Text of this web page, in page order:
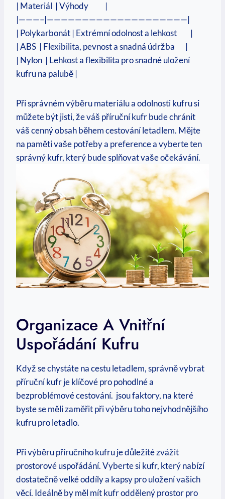
| ‌Materiál ​ | Výhody ⁢ ⁤ ‌ ⁢⁢ ⁣ ​ ⁤ ‌ ⁣ ⁤ |
|———–|————————————————————|
| ‍Polykarbonát​ | ‌Extrémní ⁢odolnost‍ a lehkost ‍ ⁤ ⁤ ‌ ‌ ‍ ‌ ‌ |
| ABS ⁣ | Flexibilita, pevnost‌ a snadná údržba ⁢ ⁢ ​ ‌ ⁢ ⁤ |
| Nylon ⁤ | Lehkost a ⁤flexibilita pro snadné uložení
kufru na palubě​ |
Při správném výběru materiálu a odolnosti kufru si
můžete ‍být jisti, že váš příruční kufr bude chránit‌
váš cenný obsah během cestování letadlem. Mějte‍
na paměti vaše potřeby a preference a vyberte ten
správný kufr, který bude ⁢splňovat vaše očekávání.
Organizace A Vnitřní
Uspořádání Kufru
Když se chystáte na cestu letadlem, správně⁣ vybrat
⁢příruční kufr je klíčové pro ‍pohodlné‍ a
‍bezproblémové ‌cestování. ⁣ jsou faktory, na které
byste se měli ‌zaměřit při výběru⁢ toho nejvhodnějšího
kufru pro letadlo.
Při výběru⁣ příručního‌ kufru je důležité zvážit
prostorové uspořádání. Vyberte si kufr, který nabízí
dostatečně velké oddíly⁤ a kapsy pro ‌uložení vašich
‍věcí. Ideálně⁢ by měl⁢ mít kufr oddělený prostor pro